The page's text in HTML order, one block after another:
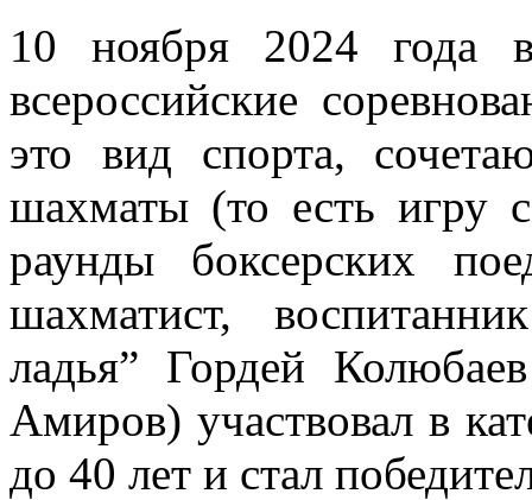
10 ноября 2024 года
всероссийские
это вид спорта,
шахматы (то есть игру
раунды боксерских
шахматист,
ладья” Гордей
Амиров) участвовал в
до 40 лет и стал